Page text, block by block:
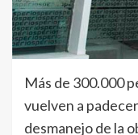
Más de 300.000
vuelven a
desmanejo de la